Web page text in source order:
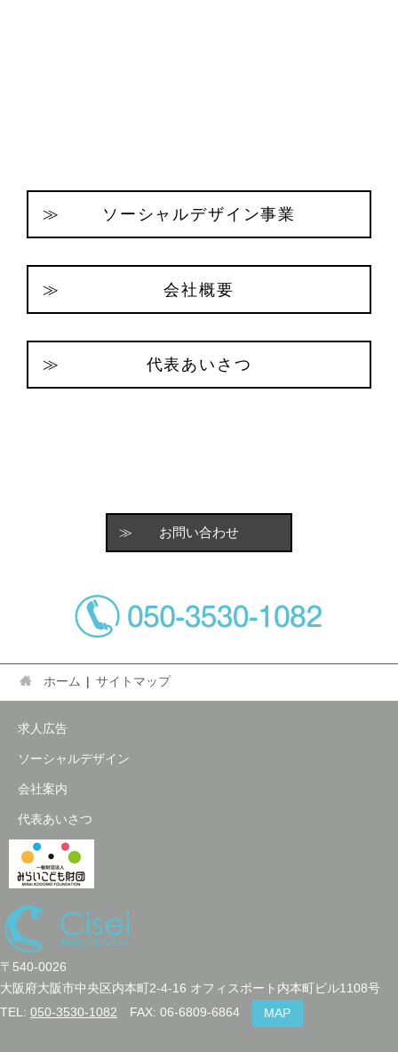
ソーシャルデザイン事業
会社概要
代表あいさつ
お問い合わせ
ホーム サイトマップ
求人広告
ソーシャルデザイン
会社案内
代表あいさつ
〒540-0026
大阪府大阪市中央区内本町2-4-16 オフィスポート内本町ビル1108号
TEL: 050-3530-1082 FAX: 06-6809-6864 MAP